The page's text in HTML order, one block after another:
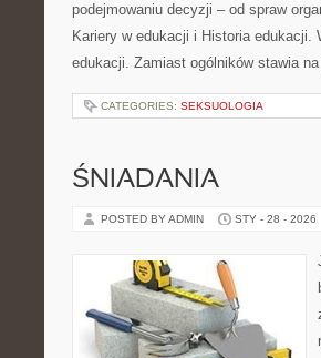
podejmowaniu decyzji – od spraw
Kariery w edukacji i Historia edukacji.
edukacji. Zamiast ogólników stawia
CATEGORIES: SEKSUOLOGIA
ŚNIADANIA
POSTED BY ADMIN STY - 28 - 2026